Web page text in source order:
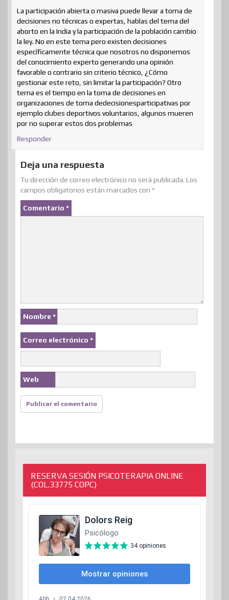
La participación abierta o masiva puede llevar a toma de
decisiones no técnicas o expertas, hablas del tema del
aborto en la India y la participación de la población cambio
la ley. No en este tema pero existen decisiones
específicamente técnica que nosotros no disponemos
del conocimiento experto generando una opinión
favorable o contrario sin criterio técnico, ¿Cómo
gestionar este reto, sin limitar la participación? Otro
tema es el tiempo en la toma de decisiones en
organizaciones de toma dedecisionesparticipativas por
ejemplo clubes deportivos voluntarios, algunos mueren
por no superar estos dos problemas
Responder
Deja una respuesta
Tu dirección de correo electrónico no será publicada. Los
campos obligatorios están marcados con *
Comentario *
Nombre *
Correo electrónico *
Web
RESERVA SESIÓN PSICOTERAPIA ONLINE
(COL.33775 COPC)